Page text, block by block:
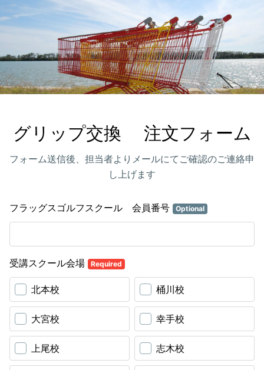
グリップ交換　 注文フォーム
フォーム送信後、担当者よりメールにてご確認のご連絡申
し上げます
フラッグスゴルフスクール 会員番号 Optional
受講スクール会場 Required
北本校 桶川校
大宮校 幸手校
上尾校 志木校